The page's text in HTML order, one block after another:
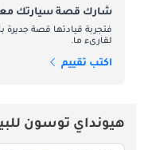
شارك قصة سيارتك
فتجربة قيادتها قصة جديرة
لقارىء ما.
اكتب تقييم
هيونداي توسون